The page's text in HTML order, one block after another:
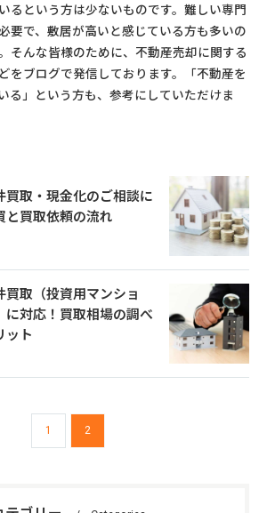
るという方は少ないものです。難しい専門
要で、敷居が高いと感じている方も多いの
そんな皆様のために、不動産売却に関する
をブログで発信しております。「不動産を
る」という方も、参考にしていただけま
買取・現金化のご相談に
と買取依頼の流れ
取（投資用マンショ
に対応！買取相場の調べ
ット
1 2